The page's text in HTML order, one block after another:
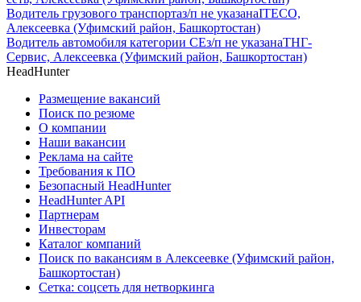
Водитель грузового транспортаз/п не указанаITECO,
Алексеевка (Уфимский район, Башкортостан)
Водитель автомобиля категории CЕз/п не указанаТНГ-
Сервис, Алексеевка (Уфимский район, Башкортостан)
HeadHunter
Размещение вакансий
Поиск по резюме
О компании
Наши вакансии
Реклама на сайте
Требования к ПО
Безопасный HeadHunter
HeadHunter API
Партнерам
Инвесторам
Каталог компаний
Поиск по вакансиям в Алексеевке (Уфимский район,
Башкортостан)
Сетка: соцсеть для нетворкинга